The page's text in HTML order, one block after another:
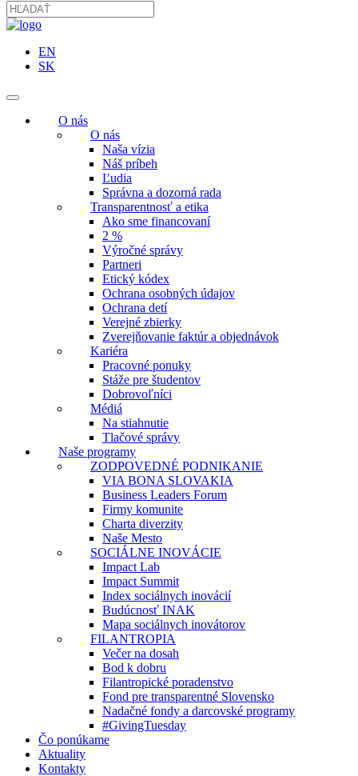
EN
SK
O nás
O nás
Naša vízia
Náš príbeh
Ľudia
Správna a dozorná rada
Transparentnosť a etika
Ako sme financovaní
2 %
Výročné správy
Partneri
Etický kódex
Ochrana osobných údajov
Ochrana detí
Verejné zbierky
Zverejňovanie faktúr a objednávok
Kariéra
Pracovné ponuky
Stáže pre študentov
Dobrovoľníci
Médiá
Na stiahnutie
Tlačové správy
Naše programy
ZODPOVEDNÉ PODNIKANIE
VIA BONA SLOVAKIA
Business Leaders Forum
Firmy komunite
Charta diverzity
Naše Mesto
SOCIÁLNE INOVÁCIE
Impact Lab
Impact Summit
Index sociálnych inovácií
Budúcnosť INAK
Mapa sociálnych inovátorov
FILANTROPIA
Večer na dosah
Bod k dobru
Filantropické poradenstvo
Fond pre transparentné Slovensko
Nadačné fondy a darcovské programy
#GivingTuesday
Čo ponúkame
Aktuality
Kontakty